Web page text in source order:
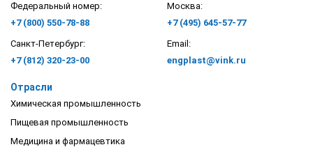
Федеральный номер:
+7 (800) 550-78-88
Москва:
+7 (495) 645-57-77
Санкт-Петербург:
+7 (812) 320-23-00
Email:
engplast@vink.ru
Отрасли
Химическая промышленность
Пищевая промышленность
Медицина и фармацевтика